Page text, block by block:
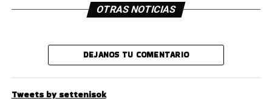
OTRAS NOTICIAS
DEJANOS TU COMENTARIO
Tweets by settenisok